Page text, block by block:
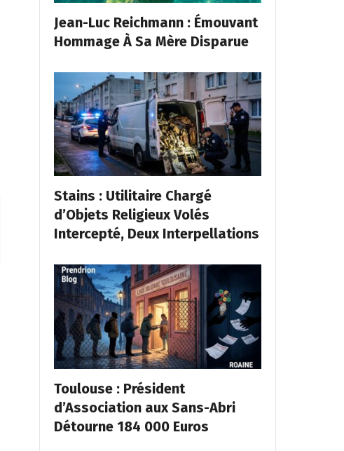
Jean-Luc Reichmann : Émouvant
Hommage À Sa Mère Disparue
Stains : Utilitaire Chargé
d’Objets Religieux Volés
Intercepté, Deux Interpellations
Toulouse : Président
d’Association aux Sans-Abri
Détourne 184 000 Euros